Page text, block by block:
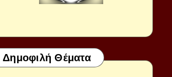
Δημοφιλή Θέματα